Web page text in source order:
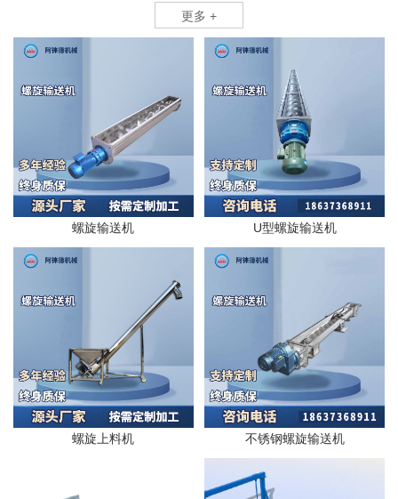
更多 +
螺旋输送机 U型螺旋输送机
螺旋上料机 不锈钢螺旋输送机